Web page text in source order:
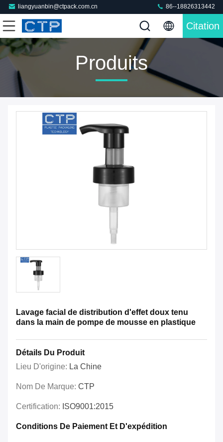
liangyuanbin@ctpack.com.cn 86--18826313442
Citation
Produits
Lavage facial de distribution d'effet doux tenu
dans la main de pompe de mousse en plastique
Détails Du Produit
Lieu D'origine: La Chine
Nom De Marque: CTP
Certification: ISO9001:2015
Conditions De Paiement Et D'expédition